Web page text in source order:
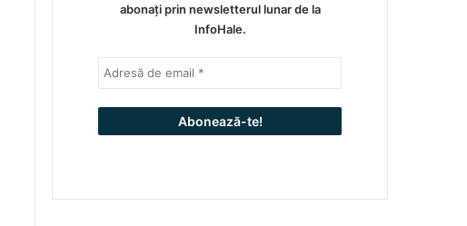
abonați prin newsletterul lunar de la
InfoHale.